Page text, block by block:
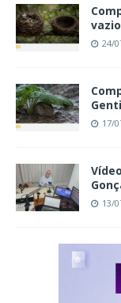
24/
17/
13/